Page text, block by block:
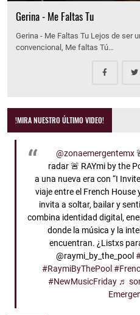
Gerina - Me Faltas Tu
Gerina - Me Faltas Tu Lejos de ser
convencional, Me faltas Tú…
!MIRA NUESTRO ÚLTIMO VIDEO!
@zonaemergentemx
radar 🚨 RAYmi by the
a una nueva era con “I
viaje entre el French House
invita a soltar, bailar y
combina identidad digital,
donde la música y la
encuentran. ¿Listxs
@raymi_by_the_pool
#RaymiByThePool
#NewMusicFriday ♬